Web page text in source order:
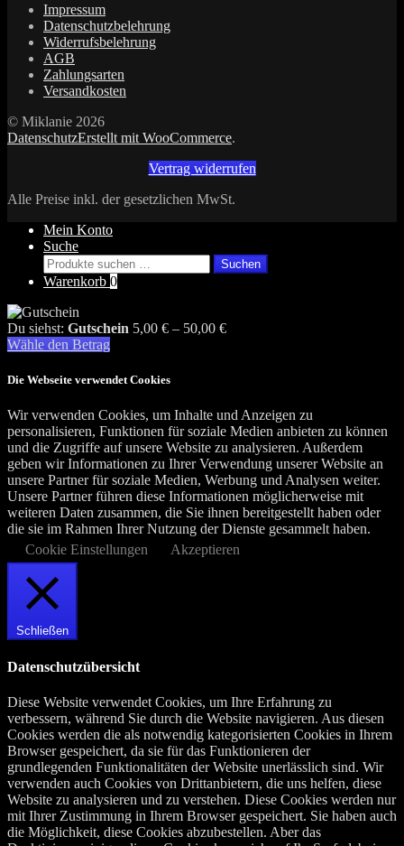
Impressum
Datenschutzbelehrung
Widerrufsbelehrung
AGB
Zahlungsarten
Versandkosten
© Miklanie 2026
DatenschutzErstellt mit WooCommerce.
Vertrag widerrufen
Alle Preise inkl. der gesetzlichen MwSt.
Mein Konto
Suche
Suchen
nach:
Suchen
Warenkorb 0
Du siehst: Gutschein 5,00 € – 50,00 €
Wähle den Betrag
Die Webseite verwendet Cookies
Wir verwenden Cookies, um Inhalte und Anzeigen zu
personalisieren, Funktionen für soziale Medien anbieten zu können
und die Zugriffe auf unsere Website zu analysieren. Außerdem
geben wir Informationen zu Ihrer Verwendung unserer Website an
unsere Partner für soziale Medien, Werbung und Analysen weiter.
Unsere Partner führen diese Informationen möglicherweise mit
weiteren Daten zusammen, die Sie ihnen bereitgestellt haben oder
die sie im Rahmen Ihrer Nutzung der Dienste gesammelt haben.
Cookie Einstellungen
Akzeptieren
Schließen
Datenschutzübersicht
Diese Website verwendet Cookies, um Ihre Erfahrung zu
verbessern, während Sie durch die Website navigieren. Aus diesen
Cookies werden die als notwendig kategorisierten Cookies in Ihrem
Browser gespeichert, da sie für das Funktionieren der
grundlegenden Funktionalitäten der Website unerlässlich sind. Wir
verwenden auch Cookies von Drittanbietern, die uns helfen, diese
Website zu analysieren und zu verstehen. Diese Cookies werden nur
mit Ihrer Zustimmung in Ihrem Browser gespeichert. Sie haben auch
die Möglichkeit, diese Cookies abzubestellen. Aber das